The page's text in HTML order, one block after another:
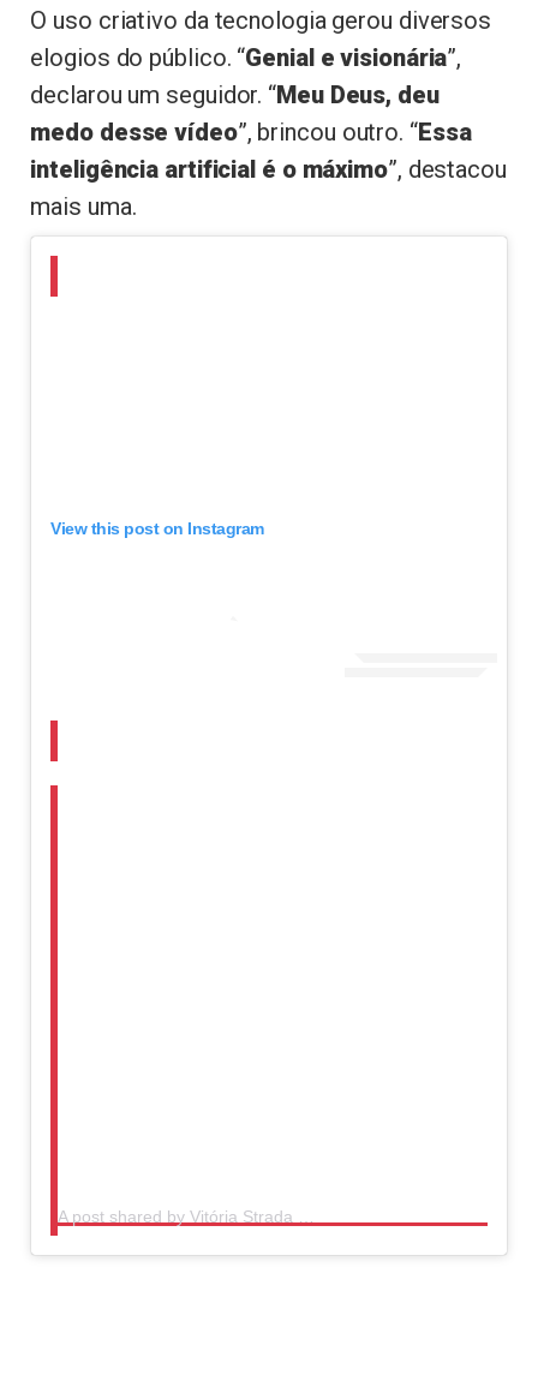
O uso criativo da tecnologia gerou diversos
elogios do público. “Genial e visionária”,
declarou um seguidor. “Meu Deus, deu
medo desse vídeo”, brincou outro. “Essa
inteligência artificial é o máximo”, destacou
mais uma.
View this post on Instagram